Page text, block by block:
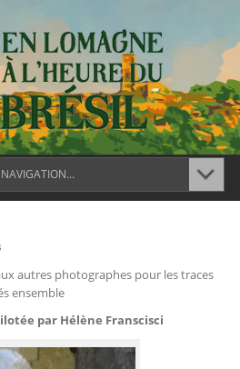
NAVIGATION...
autres photographes pour les traces
ensemble
par Hélène Franscisci